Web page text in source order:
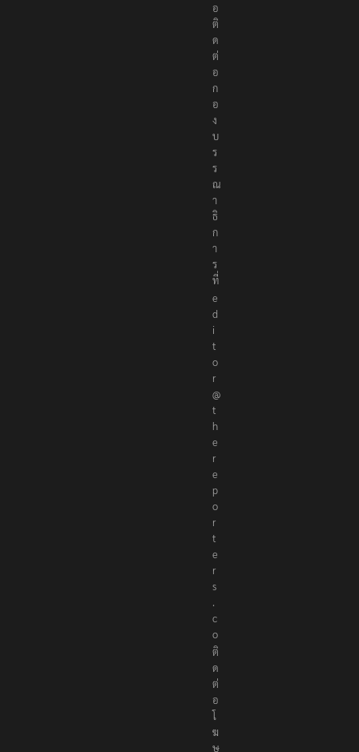
อ
ติ
ด
ต่
อ
ก
อ
ง
บ
ร
ร
ณ
า
ธิ
ก
า
ร
ที่
e
d
i
t
o
r
@
t
h
e
r
e
p
o
r
t
e
r
s
.
c
o
ติ
ด
ต่
อ
โ
ฆ
ษ